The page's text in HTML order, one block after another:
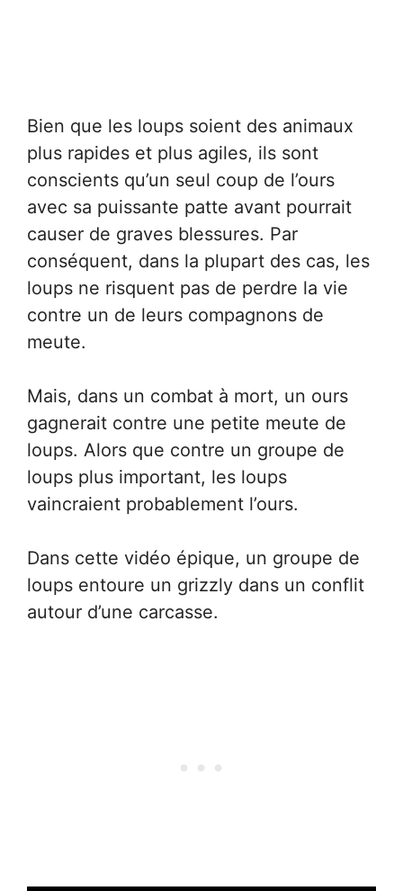
Bien que les loups soient des animaux
plus rapides et plus agiles, ils sont
conscients qu’un seul coup de l’ours
avec sa puissante patte avant pourrait
causer de graves blessures. Par
conséquent, dans la plupart des cas, les
loups ne risquent pas de perdre la vie
contre un de leurs compagnons de
meute.
Mais, dans un combat à mort, un ours
gagnerait contre une petite meute de
loups. Alors que contre un groupe de
loups plus important, les loups
vaincraient probablement l’ours.
Dans cette vidéo épique, un groupe de
loups entoure un grizzly dans un conflit
autour d’une carcasse.